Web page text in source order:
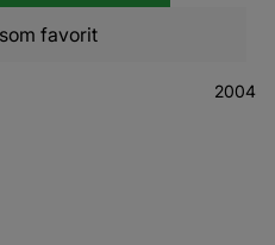
Lägg till i favoriter
2004